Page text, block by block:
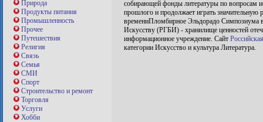
Природа
Продукты питания
Промышленность
Прочее
Путешествия
Религия
Связь
Семья
СМИ
Спорт
Строительство и ремонт
Торговля
Услуги
Хобби
собирающей фонды литературы по вопросам
прошлого и продолжает играть значительную
времениПломбирное Эльдорадо Симпозиума в
Искусству (РГБИ) - хранилище ценностей
информационное учреждение. Сайт
категории Искусство и культура Литература.